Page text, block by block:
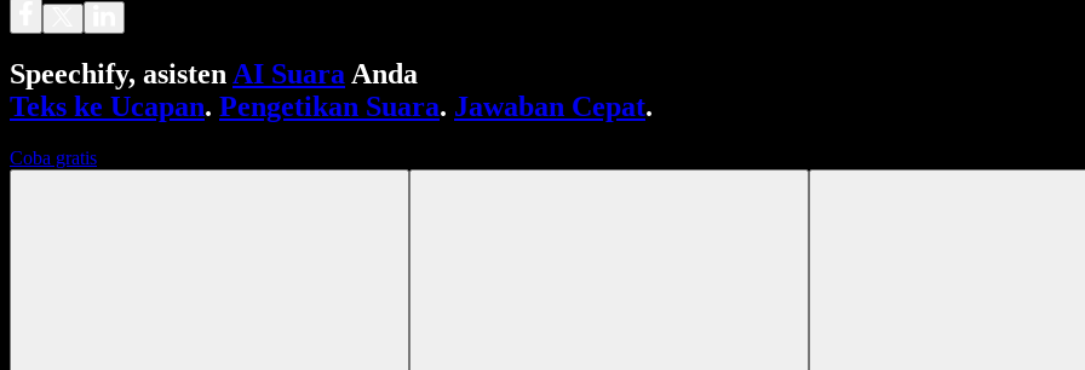
Speechify, asisten AI Suara Anda
Teks ke Ucapan. Pengetikan Suara. Jawaban Cepat.
Coba gratis